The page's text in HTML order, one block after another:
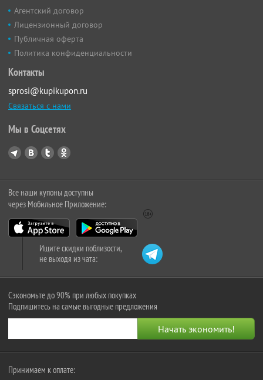
Агентский договор
Лицензионный договор
Публичная оферта
Политика конфиденциальности
Контакты
sprosi@kupikupon.ru
Связаться с нами
Мы в Соцсетях
Все наши купоны доступны
через Мобильное Приложение:
Ищите скидки поблизости,
не выходя из чата:
Сэкономьте до 90% при любых покупках
Подпишитесь на самые выгодные предложения
Принимаем к оплате: